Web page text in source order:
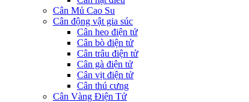
Cân Mủ Cao Su
Cân động vật gia súc
Cân heo điện tử
Cân bò điện tử
Cân trâu điện tử
Cân gà điện tử
Cân vịt điện tử
Cân thú cưng
Cân Vàng Điện Tử